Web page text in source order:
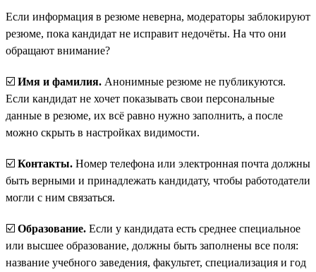
Если информация в резюме неверна, модераторы заблокируют
резюме, пока кандидат не исправит недочёты. На что они
обращают внимание?
☑️ Имя и фамилия. Анонимные резюме не публикуются.
Если кандидат не хочет показывать свои персональные
данные в резюме, их всё равно нужно заполнить, а после
можно скрыть в настройках видимости.
☑️ Контакты. Номер телефона или электронная почта должны
быть верными и принадлежать кандидату, чтобы работодатели
могли с ним связаться.
☑️ Образование. Если у кандидата есть среднее специальное
или высшее образование, должны быть заполнены все поля:
название учебного заведения, факультет, специализация и год